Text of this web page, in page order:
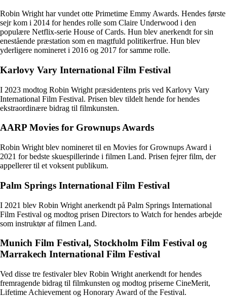
Robin Wright har vundet otte Primetime Emmy Awards. Hendes første
sejr kom i 2014 for hendes rolle som Claire Underwood i den
populære Netflix-serie House of Cards. Hun blev anerkendt for sin
enestående præstation som en magtfuld politikerfrue. Hun blev
yderligere nomineret i 2016 og 2017 for samme rolle.
Karlovy Vary International Film Festival
I 2023 modtog Robin Wright præsidentens pris ved Karlovy Vary
International Film Festival. Prisen blev tildelt hende for hendes
ekstraordinære bidrag til filmkunsten.
AARP Movies for Grownups Awards
Robin Wright blev nomineret til en Movies for Grownups Award i
2021 for bedste skuespillerinde i filmen Land. Prisen fejrer film, der
appellerer til et voksent publikum.
Palm Springs International Film Festival
I 2021 blev Robin Wright anerkendt på Palm Springs International
Film Festival og modtog prisen Directors to Watch for hendes arbejde
som instruktør af filmen Land.
Munich Film Festival, Stockholm Film Festival og
Marrakech International Film Festival
Ved disse tre festivaler blev Robin Wright anerkendt for hendes
fremragende bidrag til filmkunsten og modtog priserne CineMerit,
Lifetime Achievement og Honorary Award of the Festival.